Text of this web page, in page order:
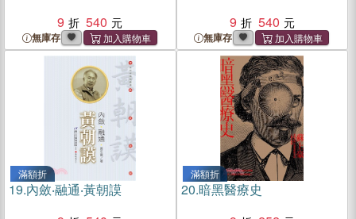
9
540
無庫存
9
540
無庫存
滿額折
19.內斂‧融通‧黃朝謨
滿額折
20.暗黑醫療史